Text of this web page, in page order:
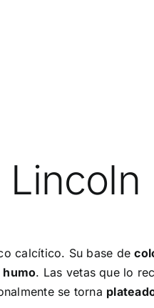
Lincoln
calcítico. Su base de
humo. Las vetas que lo
se torna